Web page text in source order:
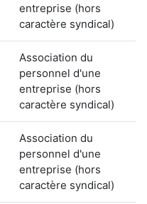
entreprise (hors
caractère syndical)
Association du
personnel d'une
entreprise (hors
caractère syndical)
Association du
personnel d'une
entreprise (hors
caractère syndical)